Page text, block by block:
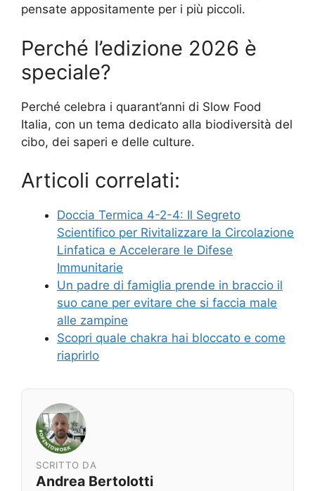
pensate appositamente per i più piccoli.
Perché l’edizione 2026 è
speciale?
Perché celebra i quarant’anni di Slow Food
Italia, con un tema dedicato alla biodiversità del
cibo, dei saperi e delle culture.
Articoli correlati:
Doccia Termica 4-2-4: Il Segreto
Scientifico per Rivitalizzare la Circolazione
Linfatica e Accelerare le Difese
Immunitarie
Un padre di famiglia prende in braccio il
suo cane per evitare che si faccia male
alle zampine
Scopri quale chakra hai bloccato e come
riaprirlo
SCRITTO DA
Andrea Bertolotti